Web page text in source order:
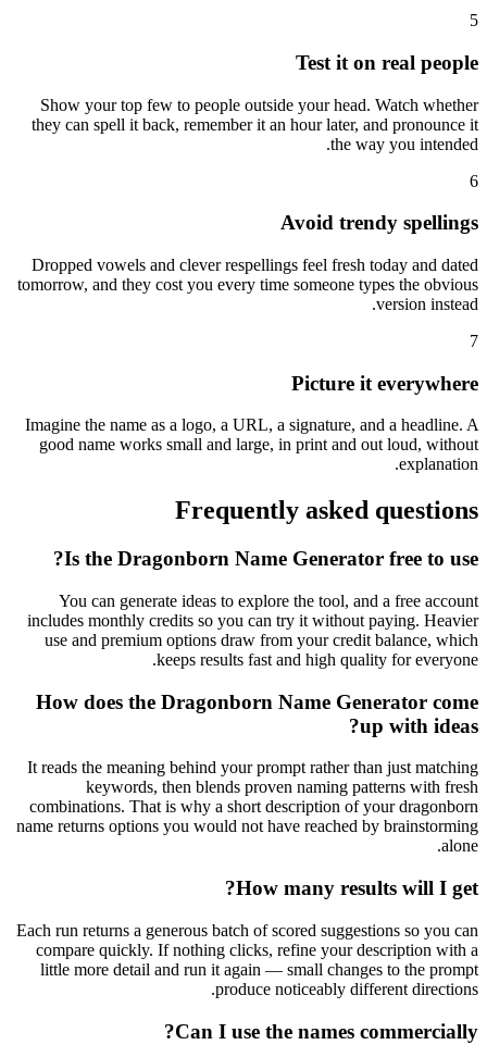
5
Test it on real people
Show your top few to people outside your head. Watch whether
they can spell it back, remember it an hour later, and pronounce it
the way you intended.
6
Avoid trendy spellings
Dropped vowels and clever respellings feel fresh today and dated
tomorrow, and they cost you every time someone types the obvious
version instead.
7
Picture it everywhere
Imagine the name as a logo, a URL, a signature, and a headline. A
good name works small and large, in print and out loud, without
explanation.
Frequently asked questions
Is the Dragonborn Name Generator free to use?
You can generate ideas to explore the tool, and a free account
includes monthly credits so you can try it without paying. Heavier
use and premium options draw from your credit balance, which
keeps results fast and high quality for everyone.
How does the Dragonborn Name Generator come
up with ideas?
It reads the meaning behind your prompt rather than just matching
keywords, then blends proven naming patterns with fresh
combinations. That is why a short description of your dragonborn
name returns options you would not have reached by brainstorming
alone.
How many results will I get?
Each run returns a generous batch of scored suggestions so you can
compare quickly. If nothing clicks, refine your description with a
little more detail and run it again — small changes to the prompt
produce noticeably different directions.
Can I use the names commercially?